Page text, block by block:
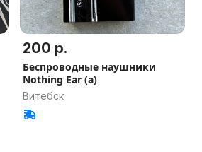
200 р.
Беспроводные наушники
Nothing Ear (a)
Витебск